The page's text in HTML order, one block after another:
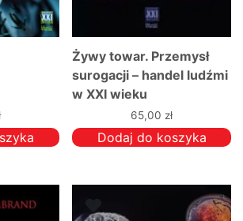
Żywy towar. Przemysł
surogacji – handel ludźmi
w XXI wieku
65,00 zł
Dodaj do koszyka